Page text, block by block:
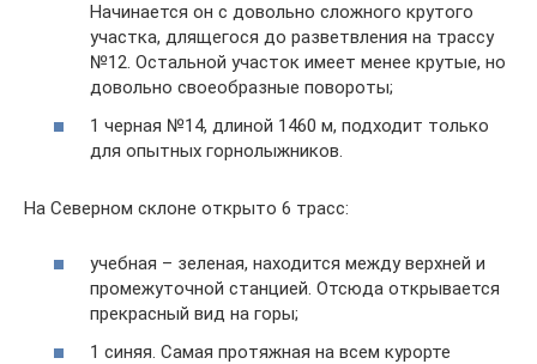
Начинается он с довольно сложного крутого
участка, длящегося до разветвления на трассу
№12. Остальной участок имеет менее крутые, но
довольно своеобразные повороты;
1 черная №14, длиной 1460 м, подходит только
для опытных горнолыжников.
На Северном склоне открыто 6 трасс:
учебная – зеленая, находится между верхней и
промежуточной станцией. Отсюда открывается
прекрасный вид на горы;
1 синяя. Самая протяжная на всем курорте